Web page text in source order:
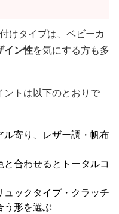
けタイプは、ベビーカ
イン性を気にする方も多
ントは以下のとおりで
寄り、レザー調・帆布
と合わせるとトータルコ
ュックタイプ・クラッチ
う形を選ぶ